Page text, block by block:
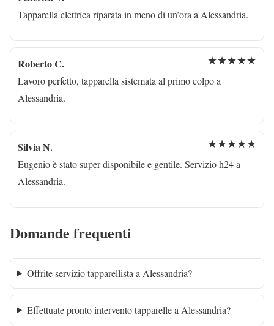
Tapparella elettrica riparata in meno di un’ora a Alessandria.
Roberto C. ★★★★★
Lavoro perfetto, tapparella sistemata al primo colpo a
Alessandria.
Silvia N. ★★★★★
Eugenio è stato super disponibile e gentile. Servizio h24 a
Alessandria.
Domande frequenti
Offrite servizio tapparellista a Alessandria?
Effettuate pronto intervento tapparelle a Alessandria?